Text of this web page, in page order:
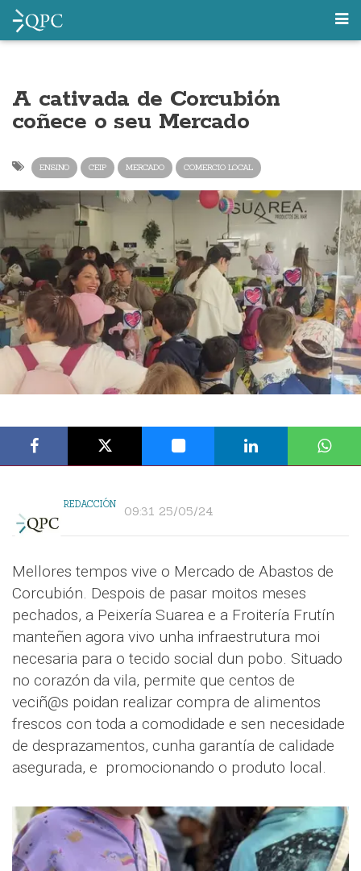
A cativada de Corcubión
coñece o seu Mercado
ENSINO CEIP MERCADO COMERCIO LOCAL
REDACCIÓN 09:31 25/05/24
Mellores tempos vive o Mercado de Abastos de
Corcubión. Despois de pasar moitos meses
pechados, a Peixería Suarea e a Froitería Frutín
manteñen agora vivo unha infraestrutura moi
necesaria para o tecido social dun pobo. Situado
no corazón da vila, permite que centos de
veciñ@s poidan realizar compra de alimentos
frescos con toda a comodidade e sen necesidade
de desprazamentos, cunha garantía de calidade
asegurada, e promocionando o produto local.